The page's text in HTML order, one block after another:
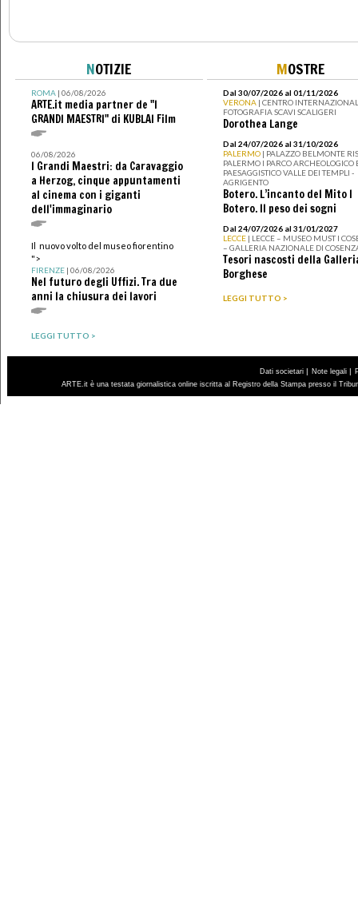
NOTIZIE
ROMA| 06/08/2026
ARTE.it media partner de "I
GRANDI MAESTRI" di KUBLAI Film
06/08/2026
I Grandi Maestri: da Caravaggio
a Herzog, cinque appuntamenti
al cinema con i giganti
dell'immaginario
Il nuovo volto del museo fiorentino
">
FIRENZE| 06/08/2026
Nel futuro degli Uffizi. Tra due
anni la chiusura dei lavori
LEGGI TUTTO >
MOSTRE
Dal 30/07/2026 al 01/11/2026
VERONA | CENTRO
FOTOGRAFIA SCAVI SCALIGERI
Dorothea Lange
Dal 24/07/2026 al 31/10/2026
PALERMO | PALAZZO BELMONTE
PALERMO I PARCO ARCHEOLOGICO
PAESAGGISTICO VALLE DEI TEMPLI -
AGRIGENTO
Botero. L’incanto del Mito I
Botero. Il peso dei sogni
Dal 24/07/2026 al 31/01/2027
LECCE | LECCE – MUSEO MUST I
– GALLERIA NAZIONALE DI
Tesori nascosti della
Borghese
LEGGI TUTTO >
Dati societari | Note legali |
ARTE.it è una testata giornalistica online iscritta al Registro della Stampa presso il